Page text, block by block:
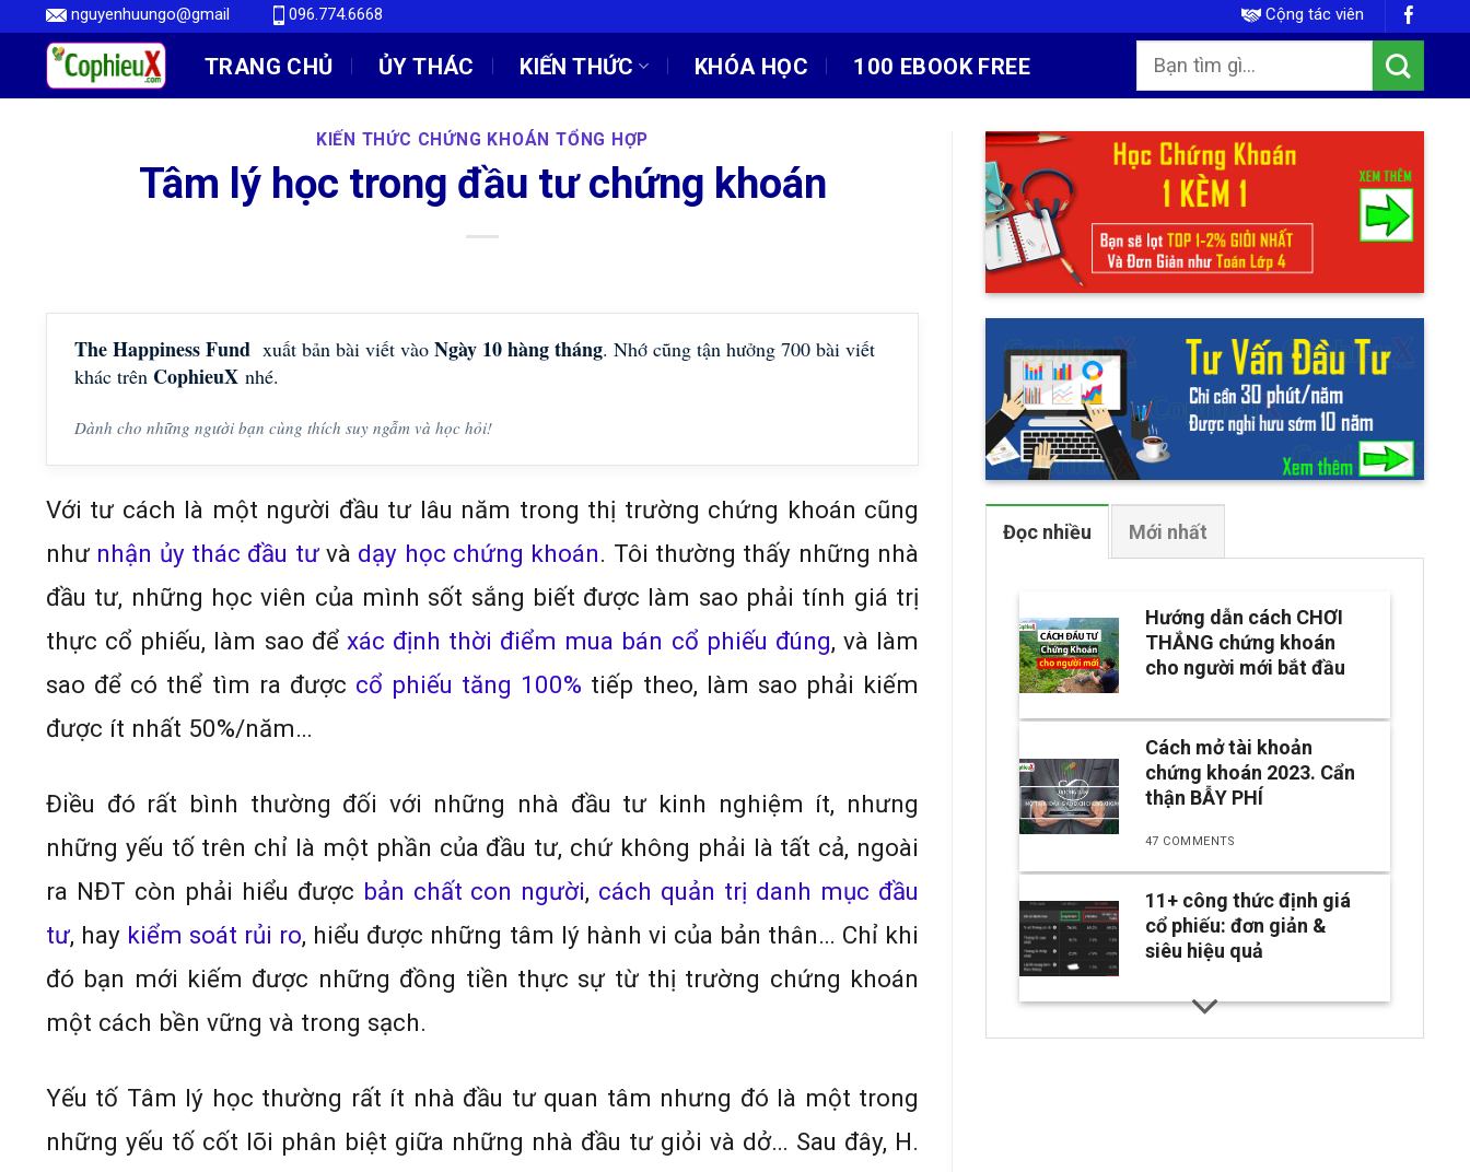
Skip
content
nguyenhuungo@gmail 096.774.6668 Cộng tác viên
TRANG CHỦ ỦY THÁC KIẾN THỨC KHÓA HỌC 100 EBOOK FREE
KIẾN THỨC CHỨNG KHOÁN TỔNG HỢP
Tâm lý học trong đầu tư chứng khoán
The Happiness Fund xuất bản bài viết vào Ngày 10 hàng tháng. Nhớ cũng tận hưởng 700 bài viết
khác trên CophieuX nhé.
Dành cho những người bạn cùng thích suy ngẫm và học hỏi!
Với tư cách là một người đầu tư lâu năm trong thị trường chứng khoán cũng
như nhận ủy thác đầu tưvà dạy học chứng khoán. Tôi thường thấy những nhà
đầu tư, những học viên của mình sốt sắng biết được làm sao phải tính giá trị
thực cổ phiếu, làm sao để xác định thời điểm mua bán cổ phiếu đúng, và làm
sao để có thể tìm ra được cổ phiếu tăng 100% tiếp theo, làm sao phải kiếm
được ít nhất 50%/năm…
Điều đó rất bình thường đối với những nhà đầu tư kinh nghiệm ít, nhưng
những yếu tố trên chỉ là một phần của đầu tư, chứ không phải là tất cả, ngoài
ra NĐT còn phải hiểu được bản chất con người, cách quản trị danh mục đầu
tư, hay kiểm soát rủi ro, hiểu được những tâm lý hành vi của bản thân… Chỉ khi
đó bạn mới kiếm được những đồng tiền thực sự từ thị trường chứng khoán
một cách bền vững và trong sạch.
Yếu tố Tâm lý học thường rất ít nhà đầu tư quan tâm nhưng đó là một trong
những yếu tố cốt lõi phân biệt giữa những nhà đầu tư giỏi và dở… Sau đây, H.
Đọc nhiều Mới nhất
Hướng dẫn cách CHƠI
THẮNG chứng khoán
cho người mới bắt đầu
Cách mở tài khoản
chứng khoán 2023. Cẩn
thận BẪY PHÍ
47 COMMENTS
11+ công thức định giá
cổ phiếu: đơn giản &
siêu hiệu quả